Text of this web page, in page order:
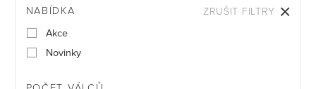
NABÍDKA
Akce
Novinky
ZRUŠIT FILTRY